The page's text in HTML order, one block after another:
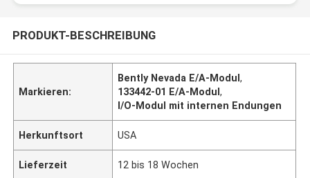
PRODUKT-BESCHREIBUNG
Markieren:
Bently Nevada E/A-Modul,
133442-01 E/A-Modul,
I/O-Modul mit internen Endungen
Herkunftsort USA
Lieferzeit 12 bis 18 Wochen